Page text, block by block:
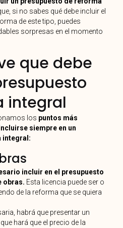
si no sabes qué debe incluir el
de este tipo, puedes
sorpresas en el momento
que debe
integral
los puntos más
siempre en un
integral:
incluir en el presupuesto
obras. Esta licencia puede ser o
de la reforma que se quiera
habrá que presentar un
hará que el precio de la